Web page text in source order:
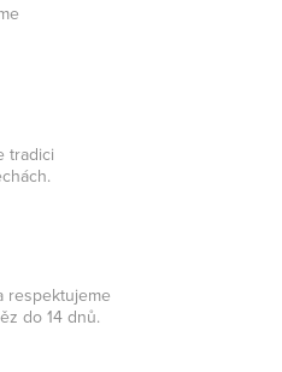
tradici
respektujeme
do 14 dnů.